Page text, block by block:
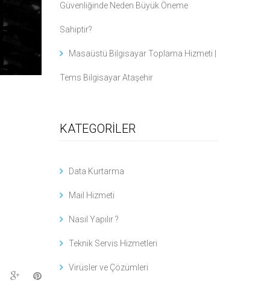
Güvenliğinde Neden Büyük Öneme
Sahiptir?
Masaüstü Bilgisayar Toplama Hizmeti |
Tems Bilgisayar Ataşehir
KATEGORİLER
Data Kurtarma
Mail Hizmeti
Nasıl Yapılır ?
Teknik Servis Hizmetleri
Virüsler ve Çözümleri